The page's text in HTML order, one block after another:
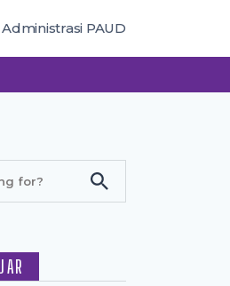
Administrasi PAUD